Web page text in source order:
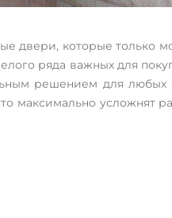
двери, которые только
ряда важных для
решением для любых
максимально усложнят